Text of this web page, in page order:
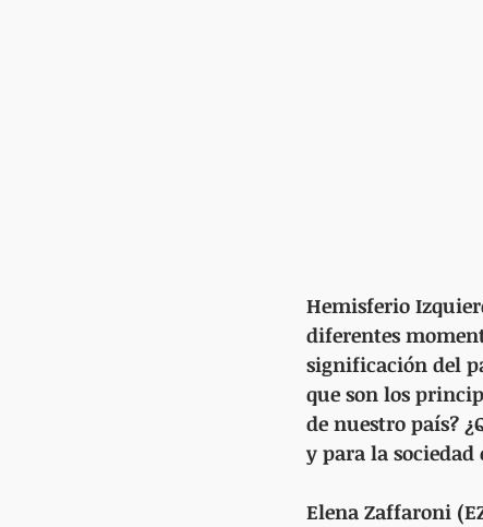
Hemisferio
diferentes
significación del
que son los
de nuestro país?
y para la
Elena Zaffaroni